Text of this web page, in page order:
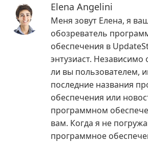
Elena Angelini
Меня зовут Елена, я
обозреватель
обеспечения в
энтузиаст. Независимо
ли вы пользователем,
последние названия
обеспечения или
программном
вам. Когда я не
программное